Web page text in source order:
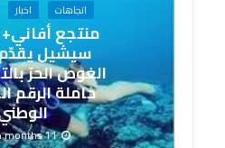
اتجاهات اخبار
منتجع أفاني+
سيشيل
الغوص الحرّ
حاملة الرقم
11 months منذ